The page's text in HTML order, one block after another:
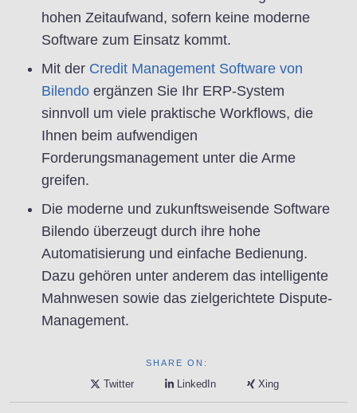
hohen Zeitaufwand, sofern keine moderne
Software zum Einsatz kommt.
Mit der Credit Management Software von
Bilendo ergänzen Sie Ihr ERP-System
sinnvoll um viele praktische Workflows, die
Ihnen beim aufwendigen
Forderungsmanagement unter die Arme
greifen.
Die moderne und zukunftsweisende Software
Bilendo überzeugt durch ihre hohe
Automatisierung und einfache Bedienung.
Dazu gehören unter anderem das intelligente
Mahnwesen sowie das zielgerichtete Dispute-
Management.
SHARE ON:
Twitter LinkedIn Xing